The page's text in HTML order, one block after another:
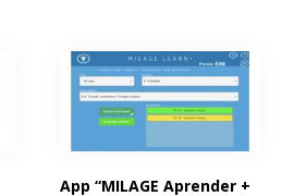
App “MILAGE Aprender +